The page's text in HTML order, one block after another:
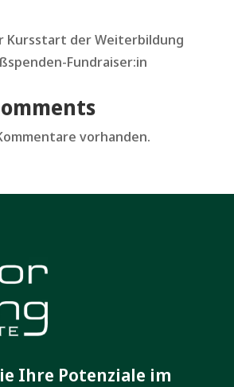
Kursstart der Weiterbildung
Fundraiser:in
vorhanden.
Ihre Potenziale im